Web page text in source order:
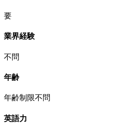
要
業界経験
不問
年齢
年齢制限不問
英語力